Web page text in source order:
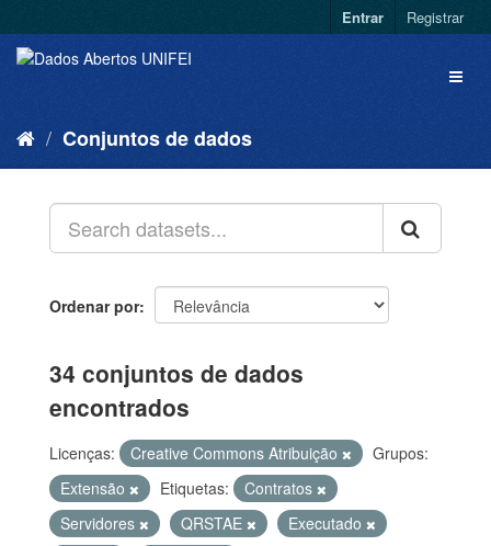
Entrar Registrar
Conjuntos de dados
Ordenar por
34 conjuntos de dados
encontrados
Licenças: Creative Commons Atribuição
Grupos:
Extensão
Etiquetas:
Contratos
Servidores
QRSTAE
Executado